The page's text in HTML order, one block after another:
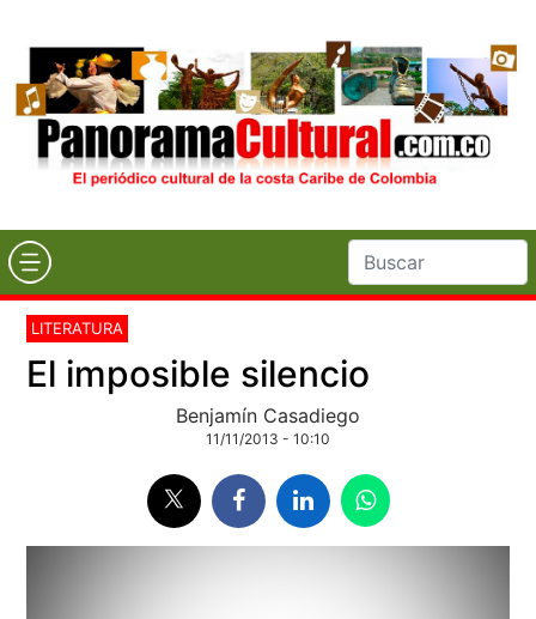
LITERATURA
El imposible silencio
Benjamín Casadiego
11/11/2013 - 10:10